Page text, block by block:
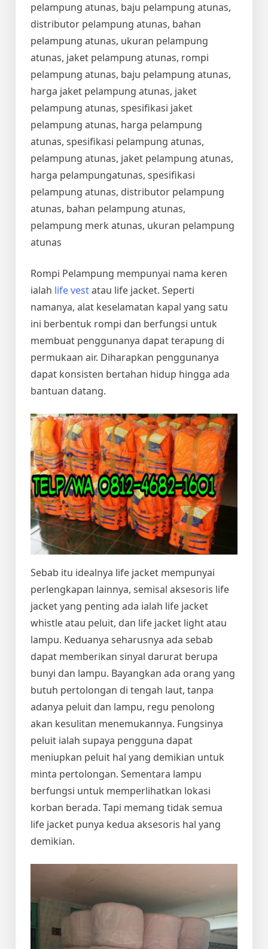
pelampung atunas, baju pelampung atunas,
distributor pelampung atunas, bahan
pelampung atunas, ukuran pelampung
atunas, jaket pelampung atunas, rompi
pelampung atunas, baju pelampung atunas,
harga jaket pelampung atunas, jaket
pelampung atunas, spesifikasi jaket
pelampung atunas, harga pelampung
atunas, spesifikasi pelampung atunas,
pelampung atunas, jaket pelampung atunas,
harga pelampungatunas, spesifikasi
pelampung atunas, distributor pelampung
atunas, bahan pelampung atunas,
pelampung merk atunas, ukuran pelampung
atunas
Rompi Pelampung mempunyai nama keren
ialah life vestatau life jacket. Seperti
namanya, alat keselamatan kapal yang satu
ini berbentuk rompi dan berfungsi untuk
membuat penggunanya dapat terapung di
permukaan air. Diharapkan penggunanya
dapat konsisten bertahan hidup hingga ada
bantuan datang.
Sebab itu idealnya life jacket mempunyai
perlengkapan lainnya, semisal aksesoris life
jacket yang penting ada ialah life jacket
whistle atau peluit, dan life jacket light atau
lampu. Keduanya seharusnya ada sebab
dapat memberikan sinyal darurat berupa
bunyi dan lampu. Bayangkan ada orang yang
butuh pertolongan di tengah laut, tanpa
adanya peluit dan lampu, regu penolong
akan kesulitan menemukannya. Fungsinya
peluit ialah supaya pengguna dapat
meniupkan peluit hal yang demikian untuk
minta pertolongan. Sementara lampu
berfungsi untuk memperlihatkan lokasi
korban berada. Tapi memang tidak semua
life jacket punya kedua aksesoris hal yang
demikian.